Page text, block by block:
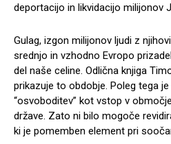
deportacijo in likvidacijo milijonov
Gulag, izgon milijonov ljudi z
srednjo in vzhodno Evropo
del naše celine. Odlična knjiga
prikazuje to obdobje. Poleg tega
“osvoboditev” kot vstop v
države. Zato ni bilo mogoče
ki je pomemben element pri